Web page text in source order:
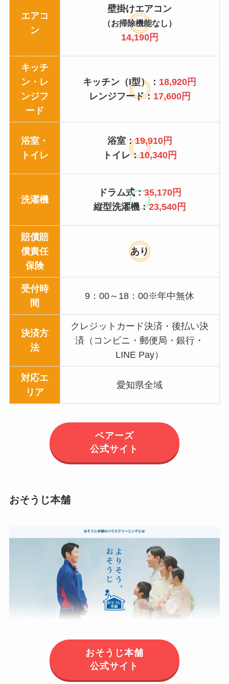
エアコ
ン
壁掛けエアコン
（お掃除機能なし）
14,190円
キッチ
ン・レ
ンジフ
ード
キッチン（I型）： 18,920円
レンジフード： 17,600円
浴室・
トイレ
浴室：19,910円
トイレ：10,340円
洗濯機
ドラム式：35,170円
縦型洗濯機：23,540円
賠償賠
償責任
保険
あり
受付時
間
9：00～18：00※年中無休
決済方
法
クレジットカード決済・後払い決
済（コンビニ・郵便局・銀行・
LINE Pay）
対応エ
リア
愛知県全域
ベアーズ
公式サイト
おそうじ本舗
おそうじ本舗
公式サイト